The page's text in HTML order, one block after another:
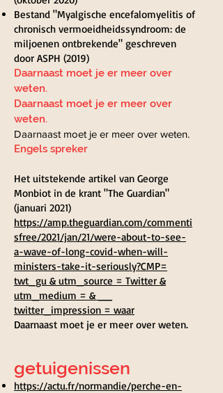
Bestand "Myalgische encefalomyelitis of
chronisch vermoeidheidssyndroom: de
miljoenen ontbrekende" geschreven
door ASPH (2019)
Daarnaast moet je er meer over
weten.
Daarnaast moet je er meer over
weten.
Daarnaast moet je er meer over weten.
Engels spreker
Het uitstekende artikel van George
Monbiot in de krant "The Guardian"
(januari 2021)
https://amp.theguardian.com/commenti
sfree/2021/jan/21/were-about-to-see-
a-wave-of-long-covid-when-will-
ministers-take-it-seriously?CMP=
twt_gu & utm_source = Twitter &
utm_medium = & __
twitter_impression = waar
Daarnaast moet je er meer over weten.
getuigenissen
https://actu.fr/normandie/perche-en-